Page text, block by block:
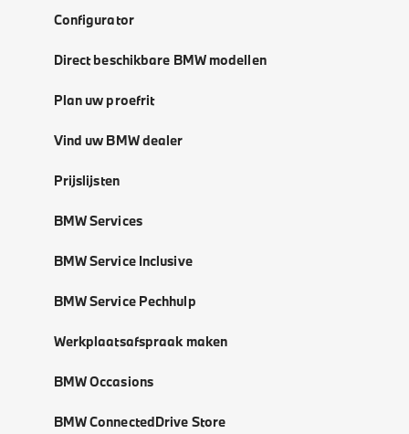
Configurator
Direct beschikbare BMW modellen
Plan uw proefrit
Vind uw BMW dealer
Prijslijsten
BMW Services
BMW Service Inclusive
BMW Service Pechhulp
Werkplaatsafspraak maken
BMW Occasions
BMW ConnectedDrive Store